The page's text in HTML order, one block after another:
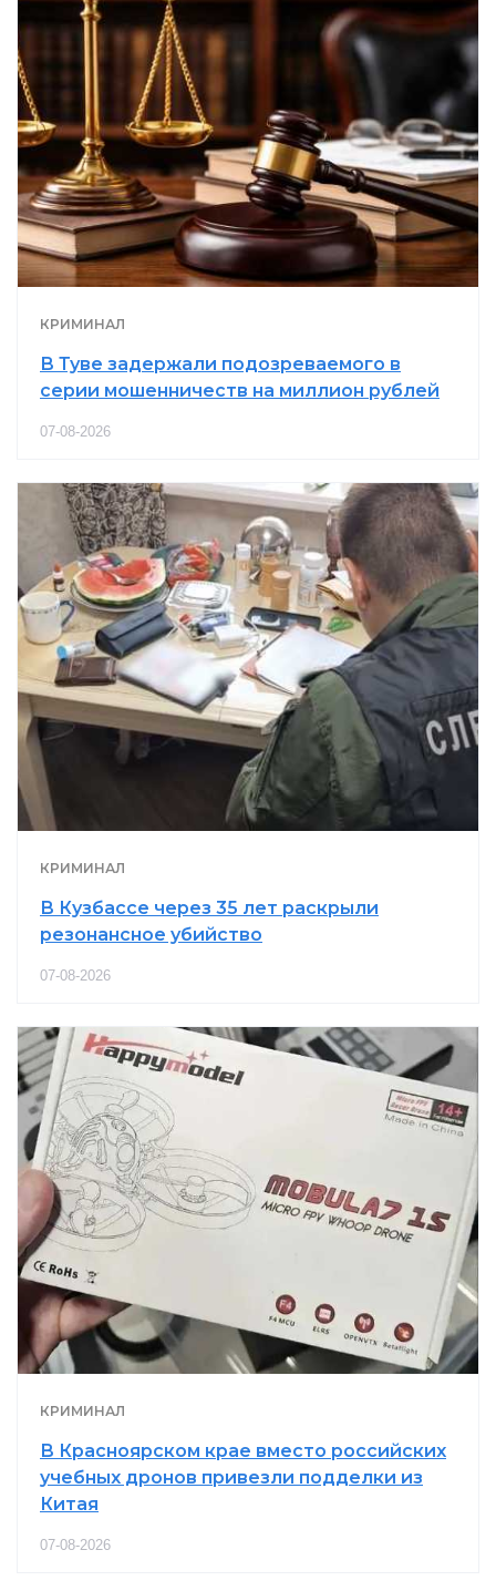
КРИМИНАЛ
В Туве задержали подозреваемого в
серии мошенничеств на миллион рублей
07-08-2026
КРИМИНАЛ
В Кузбассе через 35 лет раскрыли
резонансное убийство
07-08-2026
КРИМИНАЛ
В Красноярском крае вместо российских
учебных дронов привезли подделки из
Китая
07-08-2026